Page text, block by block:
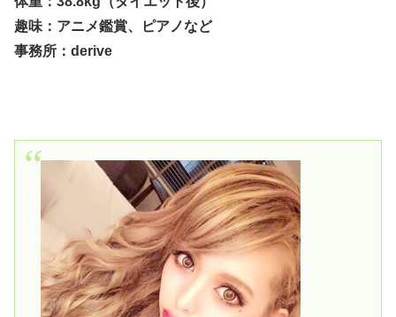
趣味：アニメ鑑賞、ピアノなど
事務所：derive